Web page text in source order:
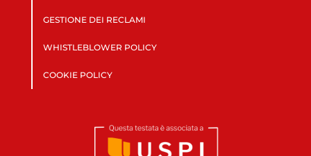
GESTIONE DEI RECLAMI
WHISTLEBLOWER POLICY
COOKIE POLICY